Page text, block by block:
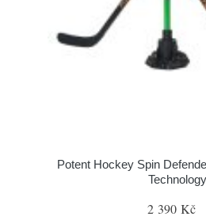
Potent Hockey Spin
Technology
2 390 Kč